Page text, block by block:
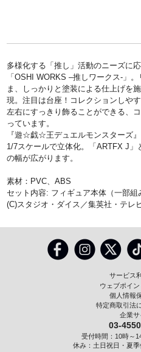
多様化する「推し」活動のニーズに
「OSHI WORKS –推しワークス-」
ま、しっかりと塗装による仕上げを
現。注目は台座！コレクションしや
左右にすっきり飾ることができる、
っています。
『遊☆戯☆王デュエルモンスターズ
1/7スケールで立体化。「ARTFX J
の幅が広がります。
素材：PVC、ABS
セット内容: フィギュア本体（一部
(C)スタジオ・ダイス／集英社・テレ
サービス
ウェブポイ
個人情報
特定商取引法
企業サ
03-
受付時間：10時～
休み：土日祝日・夏